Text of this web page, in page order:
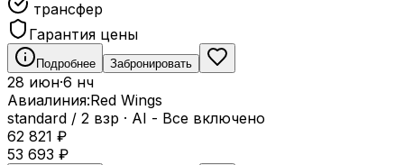
трансфер
Гарантия цены
Подробнее Забронировать
28 июн·6 нч
Авиалиния:Red Wings
standard / 2 взр · AI - Все включено
62 821 ₽
53 693 ₽